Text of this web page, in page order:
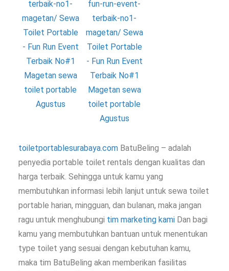
toiletportablesurabaya.com BatuBeling – adalah
penyedia portable toilet rentals dengan kualitas dan
harga terbaik. Sehingga untuk kamu yang
membutuhkan informasi lebih lanjut untuk sewa toilet
portable harian, mingguan, dan bulanan, maka jangan
ragu untuk menghubungi tim marketing kami Dan bagi
kamu yang membutuhkan bantuan untuk menentukan
type toilet yang sesuai dengan kebutuhan kamu,
maka tim BatuBeling akan memberikan fasilitas